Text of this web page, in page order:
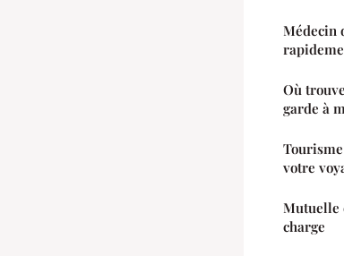
Médecin
Où
garde à
votre
Mutuelle
charge